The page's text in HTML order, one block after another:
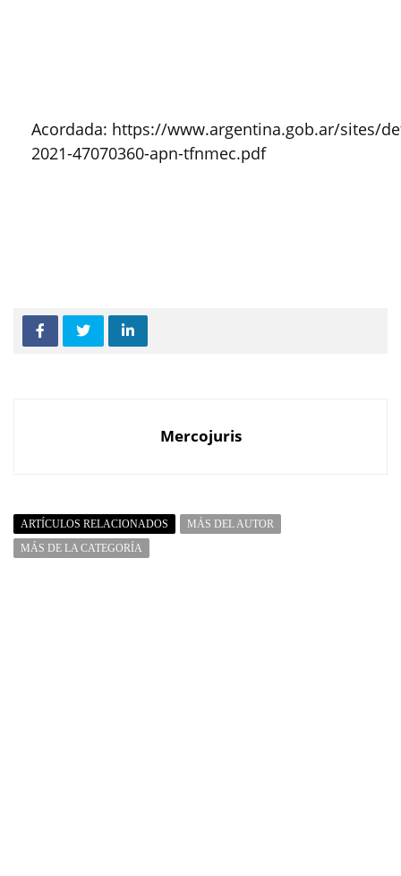
Acordada: https://www.argentina.gob.ar/sites/
2021-47070360-apn-tfnmec.pdf
Mercojuris
ARTÍCULOS RELACIONADOS
MÁS DEL AUTOR
MÁS DE LA CATEGORÍA